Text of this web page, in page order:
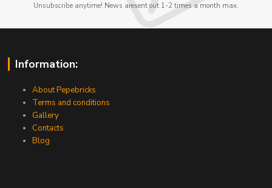
Unsubscribe anytime! News aresent out 1-2 times a month max.
Information:
About Pepebricks
Terms and conditions
Gallery
Contacts
Blog